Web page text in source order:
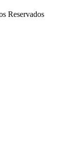
Reservados